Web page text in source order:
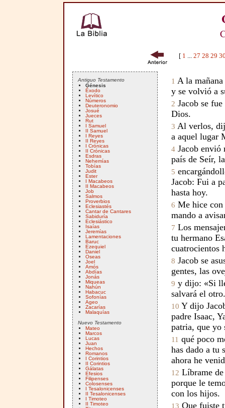
[ 1 ... 27 28 29
Antiguo Testamento
Génesis
Éxodo
Levítico
Números
Deuteronomio
Josué
Jueces
Rut
I Samuel
II Samuel
I Reyes
II Reyes
I Crónicas
II Crónicas
Esdras
Nehemías
Tobías
Judit
Ester
I Macabeos
II Macabeos
Job
Salmos
Proverbios
Eclesiastés
Cantar de Cantares
Sabiduría
Eclesiástico
Isaías
Jeremías
Lamentaciones
Baruc
Ezequiel
Daniel
Oseas
Joel
Amós
Abdías
Jonás
Miqueas
Nahún
Habacuc
Sofonías
Ageo
Zacarías
Malaquías
Nuevo Testamento
Mateo
Marcos
Lucas
Juan
Hechos
Romanos
I Corintios
II Corintios
Gálatas
Efesios
Filipenses
Colosenses
I Tesalonicenses
II Tesalonicenses
I Timoteo
II Timoteo
1 A la
y se volvió a
2 Jacob se
Dios.
3 Al verlos,
a aquel lugar
4 Jacob envió
país de Seír,
5
Jacob: Fui a
hasta hoy.
6 Me hice con
mando a
7 Los
tu hermano
cuatrocientos
8 Jacob se
gentes, las
9 y dijo: «Si
salvará el
10 Y dijo
padre Isaac,
patria, que yo
11 qué poco
has dado a tu
ahora he
12 Líbrame
porque le
con los hijos.
13 Que fuiste